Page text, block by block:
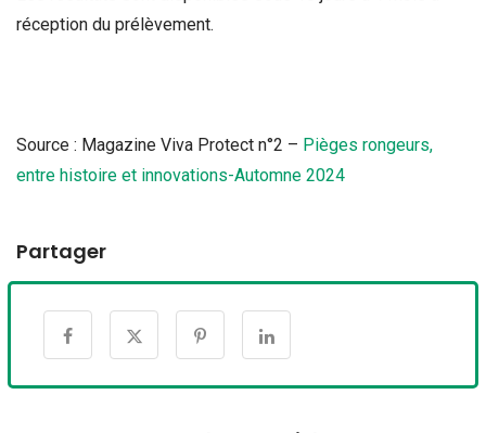
réception du prélèvement.
Source : Magazine Viva Protect n°2 – Pièges rongeurs,
entre histoire et innovations-Automne 2024
Partager